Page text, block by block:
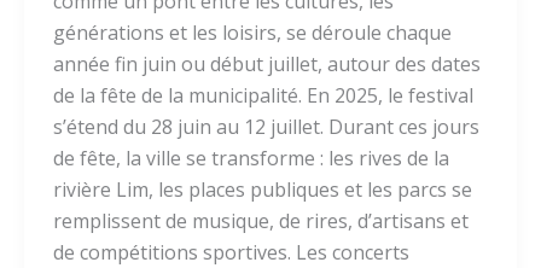
générations et les loisirs, se déroule chaque
année fin juin ou début juillet, autour des dates
de la fête de la municipalité. En 2025, le festival
s’étend du 28 juin au 12 juillet. Durant ces jours
de fête, la ville se transforme : les rives de la
rivière Lim, les places publiques et les parcs se
remplissent de musique, de rires, d’artisans et
de compétitions sportives. Les concerts